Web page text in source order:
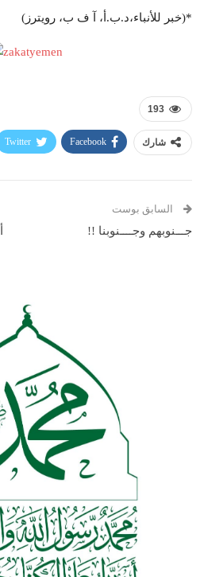
*(خبر للأنباء،د.ب.أ، آ ف ب، رويترز)
193
شارك Facebook
Twitter
السابق بوست
جـــنوبهم وجــــنوبنا !!